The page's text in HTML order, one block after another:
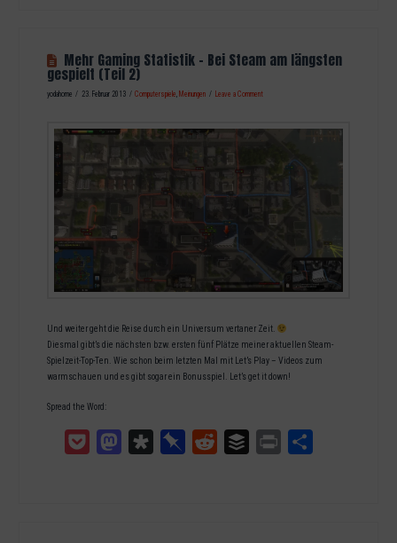
Mehr Gaming Statistik – Bei Steam am längsten
gespielt (Teil 2)
yodahome 23. Februar 2013 Computerspiele, Meinungen Leave a Comment
Und weiter geht die Reise durch ein Universum vertaner Zeit.
Diesmal gibt’s die nächsten bzw. ersten fünf Plätze meiner aktuellen Steam-
Spielzeit-Top-Ten. Wie schon beim letzten Mal mit Let’s Play – Videos zum
warmschauen und es gibt sogar ein Bonusspiel. Let’s get it down!
Spread the Word:
Pocket MastodonDiasporaPinboardReddit Buffer Print